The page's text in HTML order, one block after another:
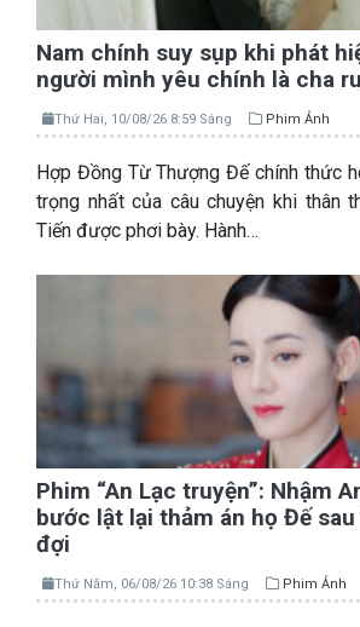
Nam chính suy sụp khi phát
người mình yêu chính là cha
Thứ Hai, 10/08/26 8:59 Sáng Phim Ảnh
Hợp Đồng Từ Thượng Đế chính thức
trọng nhất của câu chuyện khi thân
Tiến được phơi bày. Hành…
Phim “An Lạc truyện”: Nhậm
bước lật lại thảm án họ Đế
đợi
Thứ Năm, 06/08/26 10:38 Sáng Phim Ảnh